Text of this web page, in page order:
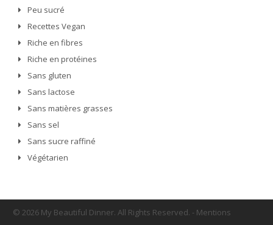
Peu sucré
Recettes Vegan
Riche en fibres
Riche en protéines
Sans gluten
Sans lactose
Sans matières grasses
Sans sel
Sans sucre raffiné
Végétarien
© 2026 My Beautiful Dinner. All Rights Reserved. - Mentions